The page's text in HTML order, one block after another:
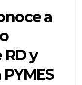
a
y